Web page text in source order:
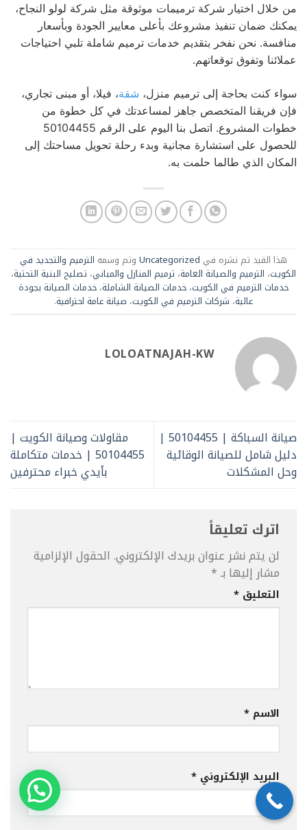
من خلال اختيار شركة ترميمات موثوقة مثل شركة لولو النجاح،
يمكنك ضمان تنفيذ مشروعك بأعلى معايير الجودة وبأسعار
منافسة. نحن نفخر بتقديم خدمات ترميم شاملة تلبي احتياجات
عملائنا وتفوق توقعاتهم.
سواء كنت بحاجة إلى ترميم منزل، شقة، فيلا، أو مبنى تجاري،
فإن فريقنا المتخصص جاهز لمساعدتك في كل خطوة من
خطوات المشروع. اتصل بنا اليوم على الرقم 50104455
للحصول على استشارة مجانية وبدء رحلة تحويل مساحتك إلى
المكان الذي طالما حلمت به.
هذا القيد تم نشره في Uncategorized وتم وسمه الترميم والتجديد في
الكويت، الترميم والصيانة العامة، ترميم المنازل والمباني، تصليح البنية التحتية،
خدمات الترميم في الكويت، خدمات الصيانة الشاملة، خدمات الصيانة بجودة
عالية، شركات الترميم في الكويت، صيانة عامة احترافية.
LOLOATNAJAH-KW
صيانة السباكة | 50104455 |
دليل شامل للصيانة الوقائية
وحل المشكلات
مقاولات وصيانة الكويت |
50104455 | خدمات متكاملة
بأيدي خبراء محترفين
اترك تعليقاً
لن يتم نشر عنوان بريدك الإلكتروني. الحقول الإلزامية
مشار إليها بـ*
التعليق *
الاسم *
البريد الإلكتروني *